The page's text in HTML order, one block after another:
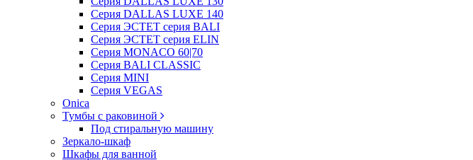
Серия DALLAS LUXE 140
Серия ЭСТЕТ серия BALI
Серия ЭСТЕТ серия ELIN
Серия MONACO 60|70
Серия BALI CLASSIC
Серия MINI
Серия VEGAS
Onica
Тумбы с раковиной
Под стиральную машину
Зеркало-шкаф
Шкафы для ванной